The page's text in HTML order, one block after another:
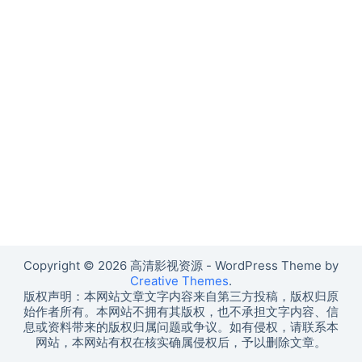
Copyright © 2026 高清影视资源 - WordPress Theme by
Creative Themes.
版权声明：本网站文章文字内容来自第三方投稿，版权归原
始作者所有。本网站不拥有其版权，也不承担文字内容、信
息或资料带来的版权归属问题或争议。如有侵权，请联系本
网站，本网站有权在核实确属侵权后，予以删除文章。